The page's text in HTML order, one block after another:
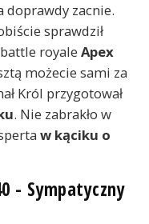
doprawdy zacnie.
sprawdził
royale Apex
możecie sami za
Król przygotował
. Nie zabrakło w
w kąciku o
- Sympatyczny